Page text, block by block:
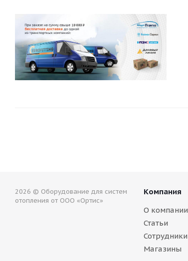
2026 © Оборудование для систем
отопления от ООО «Ортис»
Компания
О компании
Статьи
Сотрудники
Магазины